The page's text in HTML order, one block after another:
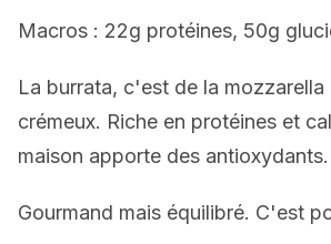
Macros : 22g protéines, 50g
La burrata, c'est de la
crémeux. Riche en protéines et
maison apporte des antioxydants.
Gourmand mais équilibré. C'est